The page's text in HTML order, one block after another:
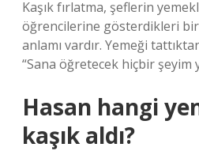
Kaşık fırlatma, şeflerin
öğrencilerine gösterdikleri
anlamı vardır. Yemeği
“Sana öğretecek hiçbir şeyim
Hasan hangi
kaşık aldı?